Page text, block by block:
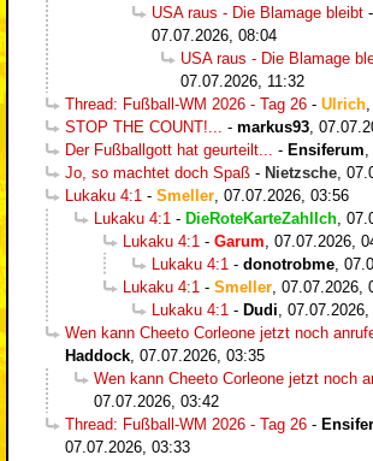
USA raus - Die Blamage bleibt -
07.07.2026, 08:04
USA raus - Die Blamage
07.07.2026, 11:32
Thread: Fußball-WM 2026 - Tag 26 - Ulrich
STOP THE COUNT!...
- markus93
Der Fußballgott hat geurteilt...
- Ensiferum
Jo, so machtet doch Spaß - Nietzsche
Lukaku 4:1 - Smeller 07.07.2026, 03:56
Lukaku 4:1 - DieRoteKarteZahlIch
Lukaku 4:1 - Garum 07.07.2026,
Lukaku 4:1 - donotrobme
Lukaku 4:1 - Smeller 07.07.2026,
Lukaku 4:1 - Dudi
Wen kann Cheeto Corleone jetzt noch
Haddock 07.07.2026, 03:35
Wen kann Cheeto Corleone jetzt noch
07.07.2026, 03:42
Thread: Fußball-WM 2026 - Tag 26 -
07.07.2026, 03:33